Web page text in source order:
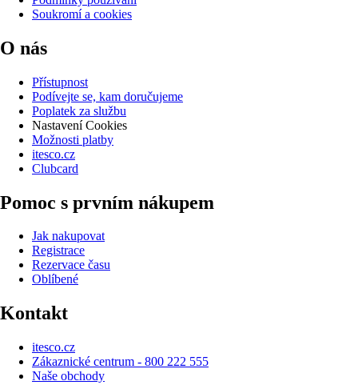
Soukromí a cookies
O nás
Přístupnost
Podívejte se, kam doručujeme
Poplatek za službu
Nastavení Cookies
Možnosti platby
itesco.cz
Clubcard
Pomoc s prvním nákupem
Jak nakupovat
Registrace
Rezervace času
Oblíbené
Kontakt
itesco.cz
Zákaznické centrum - 800 222 555
Naše obchody